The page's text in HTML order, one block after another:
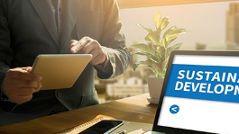
d
e
t
e
n
c
d
e